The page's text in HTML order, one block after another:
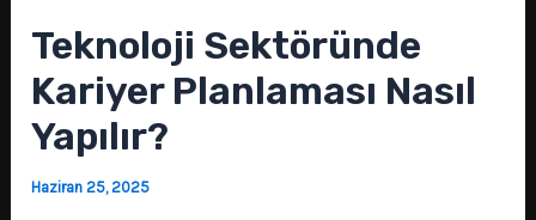
Teknoloji Sektöründe
Kariyer Planlaması Nasıl
Yapılır?
Haziran 25, 2025